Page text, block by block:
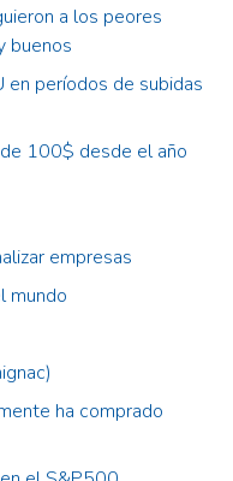
a los peores
buenos
en períodos de subidas
100$ desde el año
empresas
mundo
ha comprado